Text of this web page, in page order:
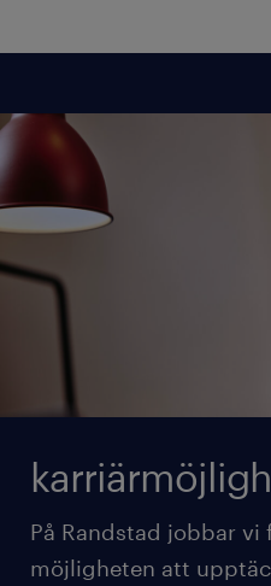
På Randstad jobbar vi
möjligheten att